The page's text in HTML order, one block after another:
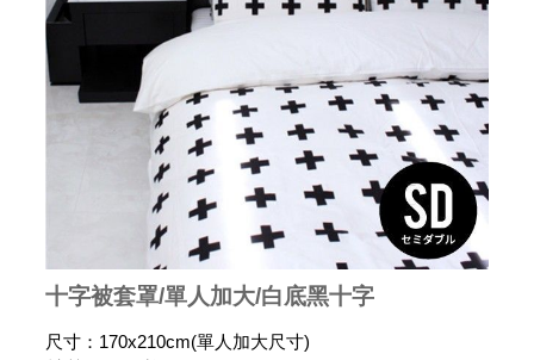
十字被套罩/單人加大/白底黑十字
尺寸：170x210cm(單人加大尺寸)